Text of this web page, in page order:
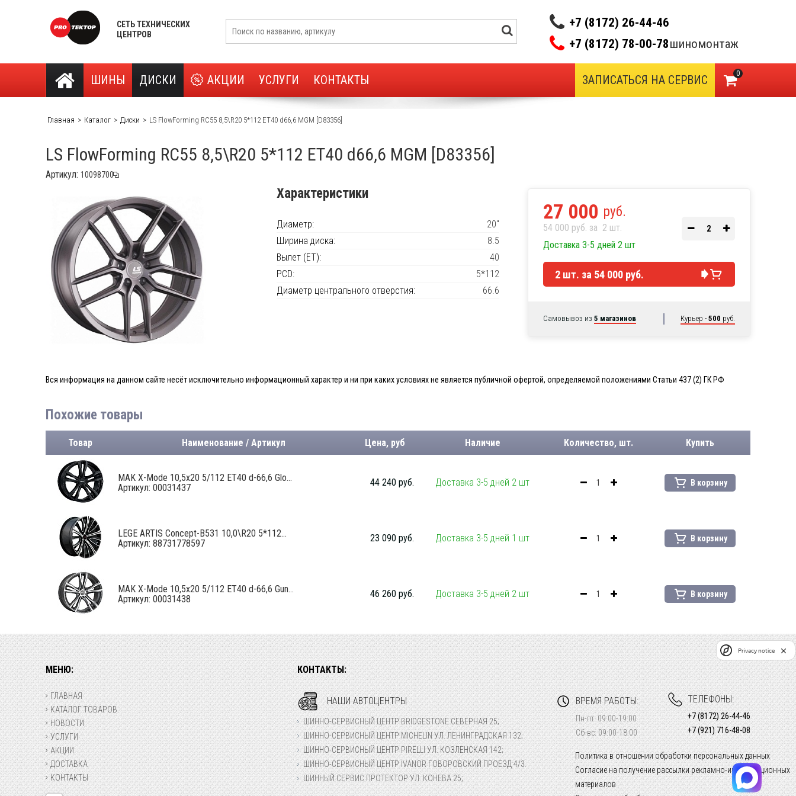
СЕТЬ ТЕХНИЧЕСКИХ
ЦЕНТРОВ
+7 (8172) 26-44-46
+7 (8172) 78-00-78шиномонтаж
ШИНЫ ДИСКИ АКЦИИ УСЛУГИ КОНТАКТЫ 0
ЗАПИСАТЬСЯ НА СЕРВИС
Главная Каталог Диски LS FlowForming RC55 8,5\R20 5*112 ET40 d66,6 MGM [D83356]
LS FlowForming RC55 8,5\R20 5*112 ET40 d66,6 MGM [D83356]
Артикул:
Характеристики
Диаметр:
20"
Ширина диска:
8.5
Вылет (ET):
40
PCD:
5*112
Диаметр центрального отверстия:
66.6
27 000 руб.
54 000 руб. за 2 шт.
Доставка 3-5 дней 2 шт
2 шт. за 54 000 руб.
Самовывоз из 5 магазинов Курьер - 500 руб.
Вся информация на данном сайте несёт исключительно информационный характер и ни при каких условиях не является публичной офертой, определяемой положениями Статьи 437 (2) ГК РФ
Похожие товары
Товар Наименование / Артикул Цена, руб Наличие Количество, шт. Купить
MAK X-Mode 10,5x20 5/112 ET40 d-66,6 Glo...
Артикул: 00031437
44 240 руб. Доставка 3-5 дней 2 шт В корзину
LEGE ARTIS Concept-B531 10,0\R20 5*112...
Артикул: 88731778597
23 090 руб. Доставка 3-5 дней 1 шт В корзину
MAK X-Mode 10,5x20 5/112 ET40 d-66,6 Gun...
Артикул: 00031438
46 260 руб. Доставка 3-5 дней 2 шт В корзину
МЕНЮ:
ГЛАВНАЯ
КАТАЛОГ ТОВАРОВ
НОВОСТИ
УСЛУГИ
АКЦИИ
ДОСТАВКА
КОНТАКТЫ
КОНТАКТЫ:
НАШИ АВТОЦЕНТРЫ
ШИННО-СЕРВИСНЫЙ ЦЕНТР BRIDGESTONE СЕВЕРНАЯ 25;
ШИННО-СЕРВИСНЫЙ ЦЕНТР MICHELIN УЛ. ЛЕНИНГРАДСКАЯ 132;
ШИННО-СЕРВИСНЫЙ ЦЕНТР PIRELLI УЛ. КОЗЛЕНСКАЯ 142;
ШИННО-СЕРВИСНЫЙ ЦЕНТР IVANOR ГОВОРОВСКИЙ ПРОЕЗД 4/3.
ШИННЫЙ СЕРВИС ПРОТЕКТОР УЛ. КОНЕВА 25;
ВРЕМЯ РАБОТЫ:
Пн-пт: 09:00-19:00
Сб-вс: 09:00-18:00
Политика в отношении обработки персональных данных
Согласие на получение рассылки рекламно-информационных
материалов
ТЕЛЕФОНЫ:
+7 (8172) 26-44-46
+7 (921) 716-48-08
Privacy notice